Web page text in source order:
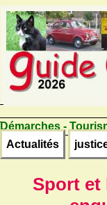
Démarches -
Actualités
Sport et